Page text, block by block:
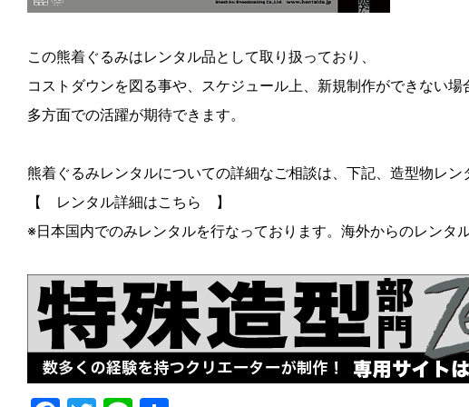
この熊着ぐるみはレンタル品として取り扱っており、
コストダウンを図る事や、スケジュール上、新規制作ができない場
多方面での活躍が期待できます。
熊着ぐるみレンタルについての詳細なご相談は、下記、造型物レ
【 レンタル詳細はこちら 】
※日本国内でのみレンタルを行なっております。海外からのレンタ